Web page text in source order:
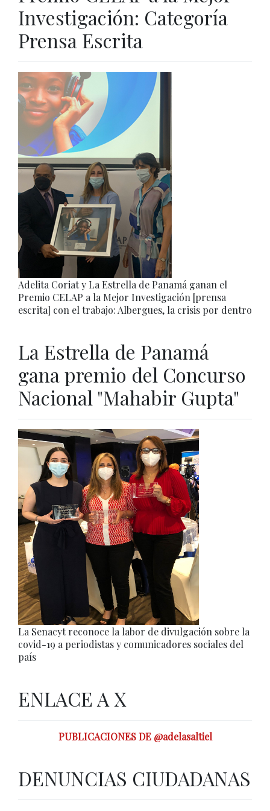
Investigación: Categoría
Prensa Escrita
Adelita Coriat y La Estrella de Panamá ganan el
Premio CELAP a la Mejor Investigación [prensa
escrita] con el trabajo: Albergues, la crisis por dentro
La Estrella de Panamá
gana premio del Concurso
Nacional "Mahabir Gupta"
La Senacyt reconoce la labor de divulgación sobre la
covid-19 a periodistas y comunicadores sociales del
país
ENLACE A X
PUBLICACIONES DE @adelasaltiel
DENUNCIAS CIUDADANAS